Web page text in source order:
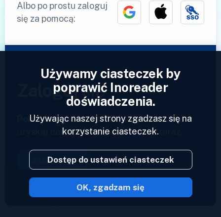
Albo po prostu zaloguj
się za pomocą:
Zaloguj się
Posiadasz już konto?Podaj swój profil i
uzyskaj dostęp do swoich kanałów teraz.
Zaloguj się
2023 © Inoreader
Używamy ciasteczek by
poprawić Inoreader
doświadczenia.
Używając naszej strony zgadzasz się na
korzystanie ciasteczek.
Dostęp do ustawień ciasteczek
OK, zgadzam się